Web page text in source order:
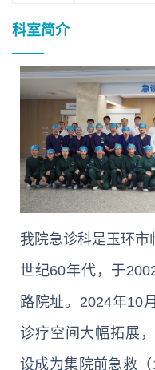
科室简介
我院急诊科是玉环
世纪60年代，于
路院址。2024年10
诊疗空间大幅拓展
设成为集院前急救